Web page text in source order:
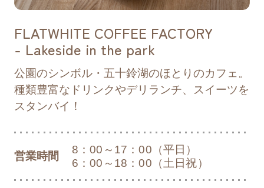
「第2回収穫祭2025in開成山公園」開催の
C棟 多目的スペース利用料金改定のお知ら
せ
「開成山BBQ GARDEN 」ナイトバーベキ
ューのお知らせ
FLATWHITE COFFEE FACTORY
- Lakeside in the park
公園のシンボル・五十鈴湖のほとりのカフェ。
種類豊富なドリンクやデリランチ、スイーツを
スタンバイ！
営業時間
8：00～17：00（平日）
6：00～18：00（土日祝）